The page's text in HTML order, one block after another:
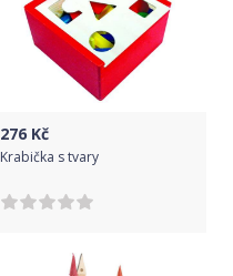
276 Kč
Krabička s tvary